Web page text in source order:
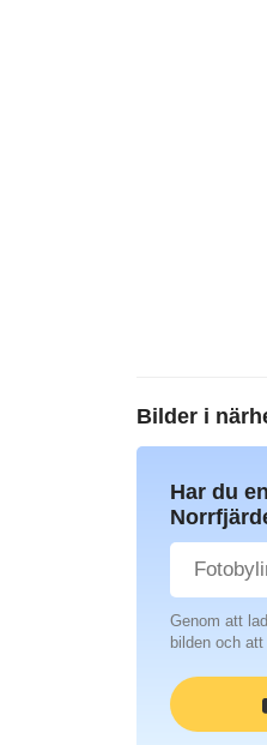
Bilder i
Har du
Genom att
bilden och